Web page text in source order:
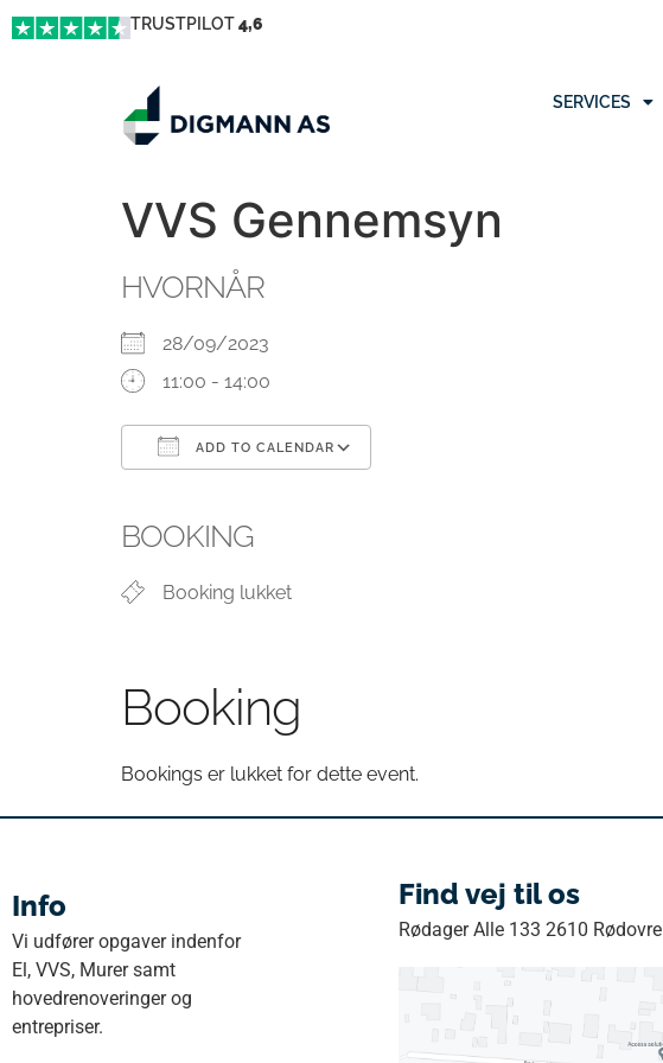
TRUSTPILOT4,6
SERVICES
VVS Gennemsyn
HVORNÅR
28/09/2023
11:00 - 14:00
ADD TO CALENDAR
BOOKING
Booking lukket
Booking
Bookings er lukket for dette event.
Info
Vi udfører opgaver indenfor
El, VVS, Murer samt
hovedrenoveringer og
entrepriser.
Find vej til os
Rødager Alle 133 2610 Rødovre